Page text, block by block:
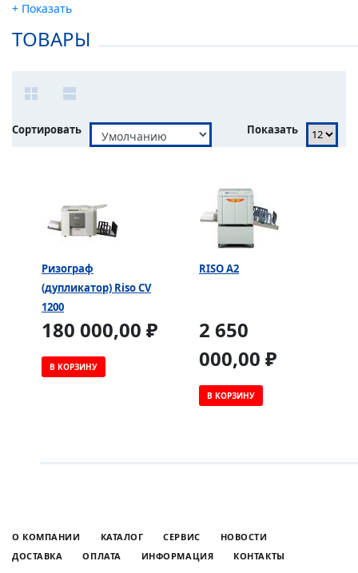
ТОВАРЫ
Сортировать Показать
Ризограф
(дупликатор) Riso CV
1200
180 000,00 ₽
В КОРЗИНУ
RISO A2
2 650
000,00 ₽
В КОРЗИНУ
О КОМПАНИИ КАТАЛОГ СЕРВИС
НОВОСТИ
ДОСТАВКА
ОПЛАТА ИНФОРМАЦИЯ КОНТАКТЫ